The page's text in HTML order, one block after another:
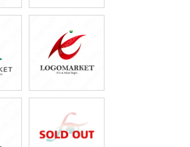
49,800円
(税込54,780円)
59,800円
(税込65,780円)